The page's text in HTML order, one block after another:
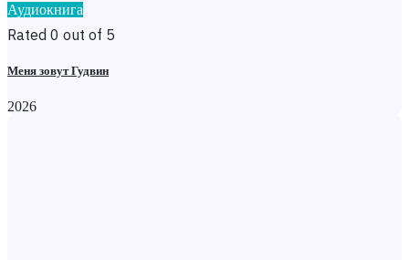
Аудиокнига
Rated 0 out of 5
Меня зовут Гудвин
2026